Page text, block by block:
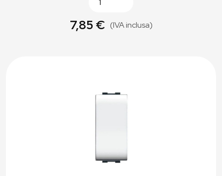
7,85 € (IVA inclusa)